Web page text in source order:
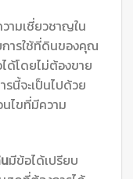
ามเชี่ยวชาญใน
การใช้ที่ดินของคุณ
ด้โดยไม่ต้องขาย
นี้จะเป็นไปด้วย
นไขที่มีความ
มีข้อได้เปรียบ